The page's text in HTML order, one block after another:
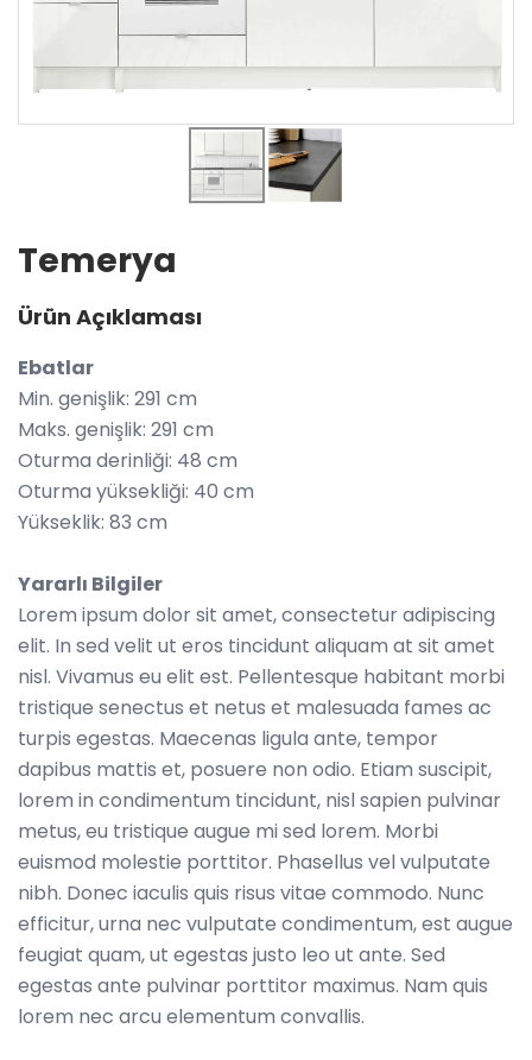
Temerya
Ürün Açıklaması
Ebatlar
Min. genişlik: 291 cm
Maks. genişlik: 291 cm
Oturma derinliği: 48 cm
Oturma yüksekliği: 40 cm
Yükseklik: 83 cm
Yararlı Bilgiler
Lorem ipsum dolor sit amet, consectetur adipiscing
elit. In sed velit ut eros tincidunt aliquam at sit amet
nisl. Vivamus eu elit est. Pellentesque habitant morbi
tristique senectus et netus et malesuada fames ac
turpis egestas. Maecenas ligula ante, tempor
dapibus mattis et, posuere non odio. Etiam suscipit,
lorem in condimentum tincidunt, nisl sapien pulvinar
metus, eu tristique augue mi sed lorem. Morbi
euismod molestie porttitor. Phasellus vel vulputate
nibh. Donec iaculis quis risus vitae commodo. Nunc
efficitur, urna nec vulputate condimentum, est augue
feugiat quam, ut egestas justo leo ut ante. Sed
egestas ante pulvinar porttitor maximus. Nam quis
lorem nec arcu elementum convallis.